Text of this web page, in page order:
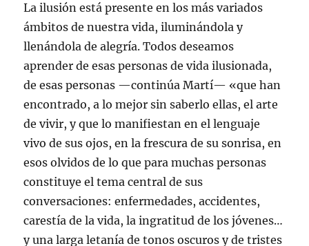
La ilusión está presente en los más variados
ámbitos de nuestra vida, iluminándola y
llenándola de alegría. Todos deseamos
aprender de esas personas de vida ilusionada,
de esas personas —continúa Martí— «que han
encontrado, a lo mejor sin saberlo ellas, el arte
de vivir, y que lo manifiestan en el lenguaje
vivo de sus ojos, en la frescura de su sonrisa, en
esos olvidos de lo que para muchas personas
constituye el tema central de sus
conversaciones: enfermedades, accidentes,
carestía de la vida, la ingratitud de los jóvenes…
y una larga letanía de tonos oscuros y de tristes